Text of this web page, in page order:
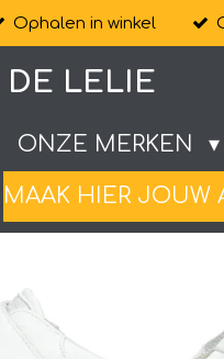
Ophalen in winkel
LELIE
ONZE MERKEN
MAAK HIER JOUW